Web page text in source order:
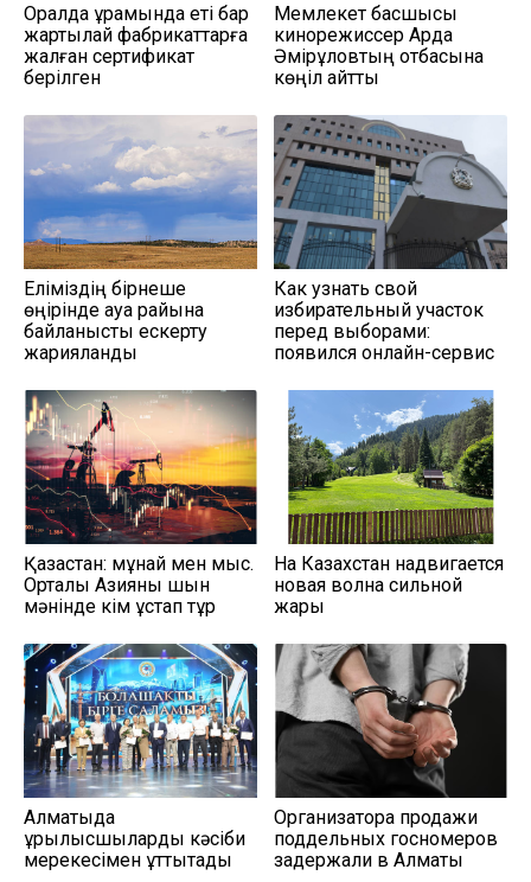
Оралда құрамында еті бар
жартылай фабрикаттарға
жалған сертификат
берілген
Мемлекет басшысы
кинорежиссер Ардақ
Әмірқұловтың отбасына
көңіл айтты
Еліміздің бірнеше
өңірінде ауа райына
байланысты ескерту
жарияланды
Как узнать свой
избирательный участок
перед выборами:
появился онлайн-сервис
Қазақстан: мұнай мен мыс.
Орталық Азияны шын
мәнінде кім ұстап тұр
На Казахстан надвигается
новая волна сильной
жары
Алматыда
құрылысшыларды кәсіби
мерекесімен құттықтады
Организатора продажи
поддельных госномеров
задержали в Алматы